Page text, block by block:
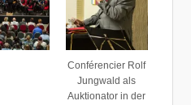
Conférencier Rolf
Jungwald als
Auktionator in der